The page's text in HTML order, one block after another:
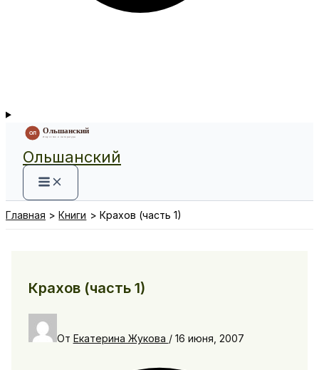
Ольшанский
Главная Книги Крахов (часть 1)
Крахов (часть 1)
От Екатерина Жукова / 16 июня, 2007